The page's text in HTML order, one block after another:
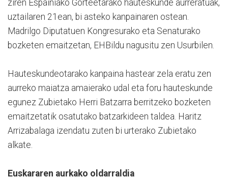
ziren Espainiako Gorteetarako hauteskunde aurreratuak,
uztailaren 21ean, bi asteko kanpainaren ostean.
Madrilgo Diputatuen Kongresurako eta Senaturako
bozketen emaitzetan, EHBildu nagusitu zen Usurbilen.
Hauteskundeotarako kanpaina hastear zela eratu zen
aurreko maiatza amaierako udal eta foru hauteskunde
egunez Zubietako Herri Batzarra berritzeko bozketen
emaitzetatik osatutako batzarkideen taldea. Haritz
Arrizabalaga izendatu zuten bi urterako Zubietako
alkate.
Euskararen aurkako oldarraldia